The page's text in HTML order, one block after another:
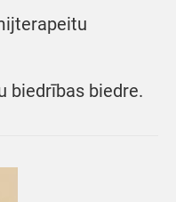
biedrības biedre.